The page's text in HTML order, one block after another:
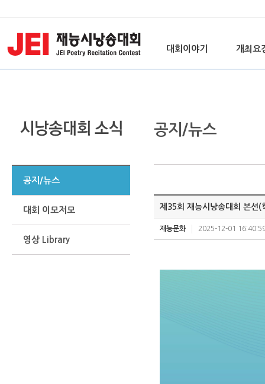
대회이야기 개최요
공지/뉴스
대회 이모저모
영상 Library
공지/뉴스
제35회 재능시낭송대회 본선(
재능문화 2025-12-01